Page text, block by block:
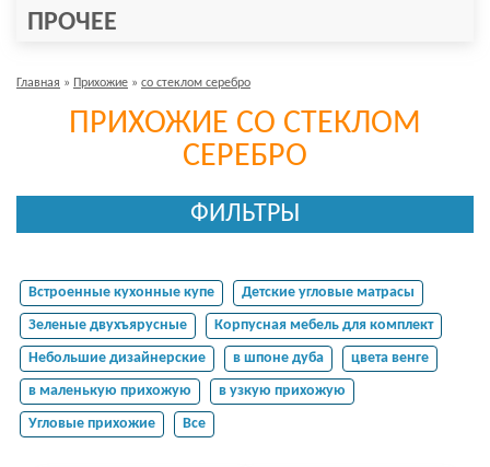
ПРОЧЕЕ
Главная » Прихожие » со стеклом серебро
ПРИХОЖИЕ СО СТЕКЛОМ
СЕРЕБРО
ФИЛЬТРЫ
Встроенные кухонные купе
Детские угловые матрасы
Зеленые двухъярусные
Корпусная мебель для комплект
Небольшие дизайнерские
в шпоне дуба
цвета венге
в маленькую прихожую
в узкую прихожую
Угловые прихожие
Все